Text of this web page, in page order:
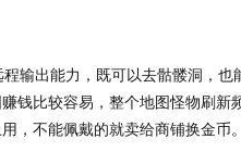
输出能力，既可以去骷髅洞，也
钱比较容易，整个地图怪物刷新
，不能佩戴的就卖给商铺换金币。